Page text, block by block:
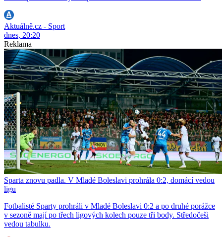
Aktuálně.cz - Sport
dnes, 20:20
Reklama
Sparta znovu padla. V Mladé Boleslavi prohrála 0:2, domácí vedou
ligu
Fotbalisté Sparty prohráli v Mladé Boleslavi 0:2 a po druhé porážce
v sezoně mají po třech ligových kolech pouze tři body. Středočeši
vedou tabulku.